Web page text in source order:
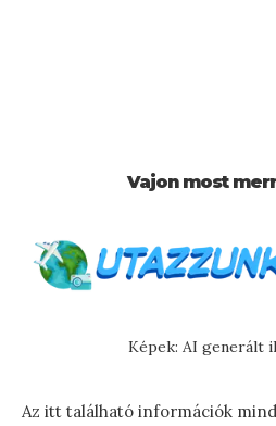
Vajon most
Képek: AI generált
Az itt található információk